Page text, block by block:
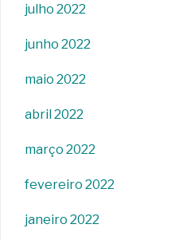
julho 2022
junho 2022
maio 2022
abril 2022
março 2022
fevereiro 2022
janeiro 2022